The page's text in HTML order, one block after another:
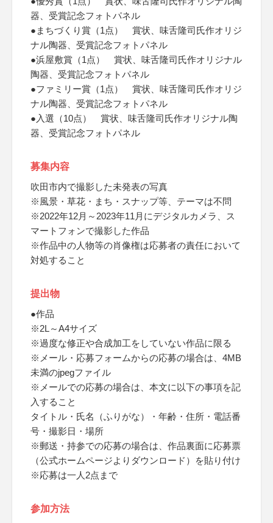
器、受賞記念フォトパネル
●まちづくり賞（1点） 賞状、味舌隆司氏作オリジ
ナル陶器、受賞記念フォトパネル
●浜屋敷賞（1点） 賞状、味舌隆司氏作オリジナル
陶器、受賞記念フォトパネル
●ファミリー賞（1点） 賞状、味舌隆司氏作オリジ
ナル陶器、受賞記念フォトパネル
●入選（10点） 賞状、味舌隆司氏作オリジナル陶
器、受賞記念フォトパネル
募集内容
吹田市内で撮影した未発表の写真
※風景・草花・まち・スナップ等、テーマは不問
※2022年12月～2023年11月にデジタルカメラ、ス
マートフォンで撮影した作品
※作品中の人物等の肖像権は応募者の責任において
対処すること
提出物
●作品
※2L～A4サイズ
※過度な修正や合成加工をしていない作品に限る
※メール・応募フォームからの応募の場合は、4MB
未満のjpegファイル
※メールでの応募の場合は、本文に以下の事項を記
入すること
タイトル・氏名（ふりがな）・年齢・住所・電話番
号・撮影日・場所
※郵送・持参での応募の場合は、作品裏面に応募票
（公式ホームページよりダウンロード）を貼り付け
※応募は一人2点まで
参加方法